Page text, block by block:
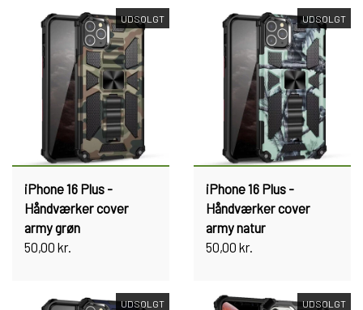
UDSOLGT
iPhone 16 Plus -
Håndværker cover
army grøn
50,00 kr.
UDSOLGT
iPhone 16 Plus -
Håndværker cover
army natur
50,00 kr.
UDSOLGT UDSOLGT